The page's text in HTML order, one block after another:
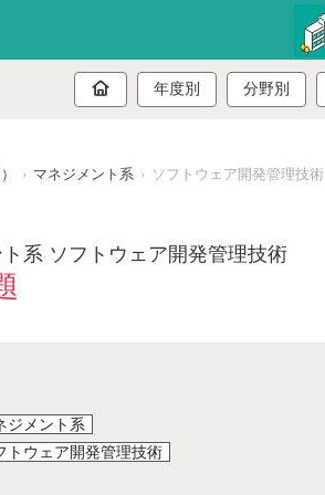
年度別 分野別
マネジメント系 ソフトウェア開発管理技術
系 ソフトウェア開発管理技術
ジメント系
トウェア開発管理技術